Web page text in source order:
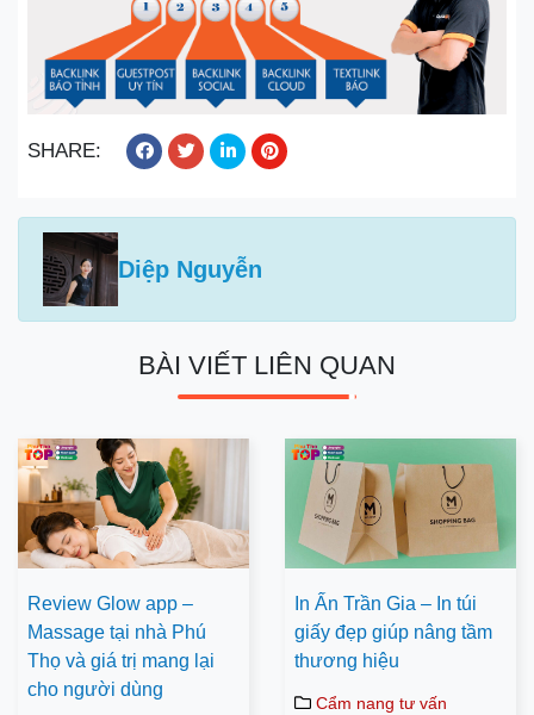
SHARE:
Diệp Nguyễn
BÀI VIẾT LIÊN QUAN
Review Glow app –
Massage tại nhà Phú
Thọ và giá trị mang lại
cho người dùng
In Ấn Trần Gia – In túi
giấy đẹp giúp nâng tầm
thương hiệu
Cẩm nang tư vấn